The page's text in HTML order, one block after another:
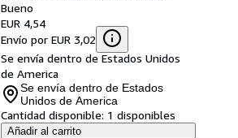
Bueno
EUR 4,54
Envío por EUR 3,02
Se envía dentro de Estados Unidos
de America
Se envía dentro de Estados
Unidos de America
Cantidad disponible: 1 disponibles
Añadir al carrito